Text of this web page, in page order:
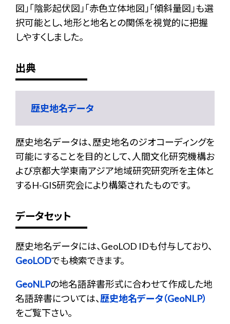
図」「陰影起伏図」「赤色立体地図」「傾斜量図」も選
択可能とし、地形と地名との関係を視覚的に把握
しやすくしました。
出典
歴史地名データ
歴史地名データは、歴史地名のジオコーディングを
可能にすることを目的として、人間文化研究機構お
よび京都大学東南アジア地域研究研究所を主体と
するH-GIS研究会により構築されたものです。
データセット
歴史地名データには、GeoLOD IDも付与しており、
GeoLODでも検索できます。
GeoNLPの地名語辞書形式に合わせて作成した地
名語辞書については、歴史地名データ（GeoNLP）
をご覧下さい。